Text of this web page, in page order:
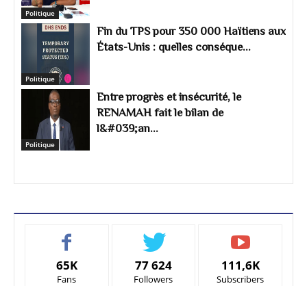
Politique
Politique
Fin du TPS pour 350 000 Haïtiens aux
États-Unis : quelles conséque...
Politique
Entre progrès et insécurité, le
RENAMAH fait le bilan de
l&#039;an...
65K
Fans
77 624
Followers
111,6K
Subscribers